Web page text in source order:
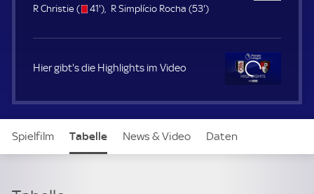
i
u
e
R Christie (
s
o
41'4
.
t
e
) R Simplício Rocha (53'5
.
t
e
)
Hier gibt's die Highlights im Video
Spielfilm Tabelle News & Video Daten